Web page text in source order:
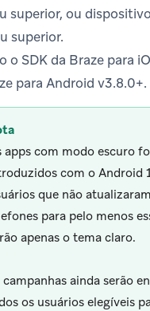
superior, ou
superior.
o SDK da Braze para
para Android v3.8.0+.
apps com modo escuro
com o Android
que não
para pelo menos
apenas o tema claro.
campanhas ainda serão
os usuários elegíveis